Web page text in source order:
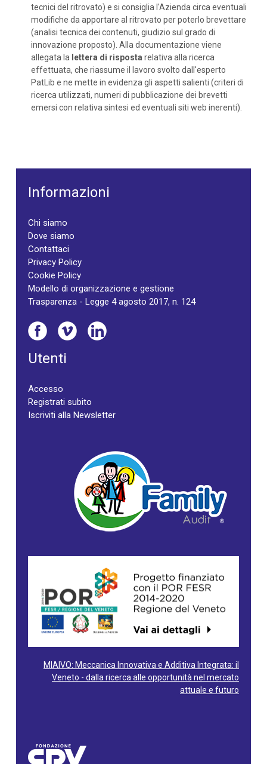
tecnici del ritrovato) e si consiglia l'Azienda circa eventuali
modifiche da apportare al ritrovato per poterlo brevettare
(analisi tecnica dei contenuti, giudizio sul grado di
innovazione proposto). Alla documentazione viene
allegata la lettera di risposta relativa alla ricerca
effettuata, che riassume il lavoro svolto dall'esperto
PatLib e ne mette in evidenza gli aspetti salienti (criteri di
ricerca utilizzati, numeri di pubblicazione dei brevetti
emersi con relativa sintesi ed eventuali siti web inerenti).
Informazioni
Chi siamo
Dove siamo
Contattaci
Privacy Policy
Cookie Policy
Modello di organizzazione e gestione
Trasparenza - Legge 4 agosto 2017, n. 124
Utenti
Accesso
Registrati subito
Iscriviti alla Newsletter
MIAIVO: Meccanica Innovativa e Additiva Integrata: il
Veneto - dalla ricerca alle opportunità nel mercato
attuale e futuro